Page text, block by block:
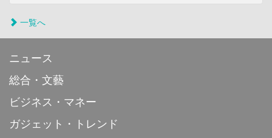
一覧へ
ニュース
総合・文藝
ビジネス・マネー
ガジェット・トレンド